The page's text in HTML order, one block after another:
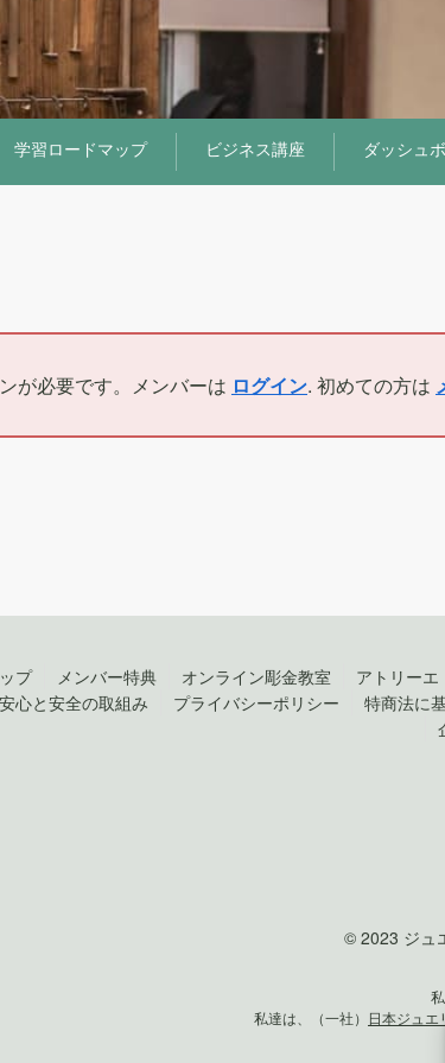
学習ロードマップ ビジネス講座 ダッシュ
が必要です。メンバーは ログイン. 初めての方は
プ メンバー特典 オンライン彫金教室 アトリーエ
安心と安全の取組み プライバシーポリシー 特商法に
© 2023 ジュ
私達は、（一社） 日本ジュエ